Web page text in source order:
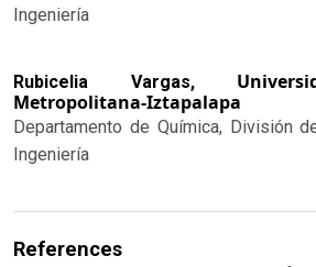
Ingeniería
Rubicelia Vargas,
Metropolitana-Iztapalapa
Departamento de Química, División
Ingeniería
References